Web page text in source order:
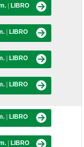
LIBRO
LIBRO
LIBRO
LIBRO
LIBRO
LIBRO